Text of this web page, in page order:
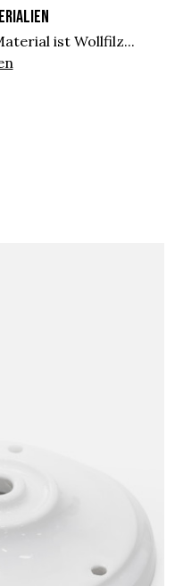
ist Wollfilz...